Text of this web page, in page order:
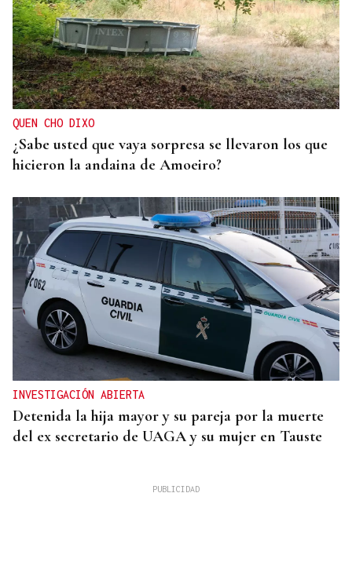
QUEN CHO DIXO
¿Sabe usted que vaya sorpresa se llevaron los que
hicieron la andaina de Amoeiro?
INVESTIGACIÓN ABIERTA
Detenida la hija mayor y su pareja por la muerte
del ex secretario de UAGA y su mujer en Tauste